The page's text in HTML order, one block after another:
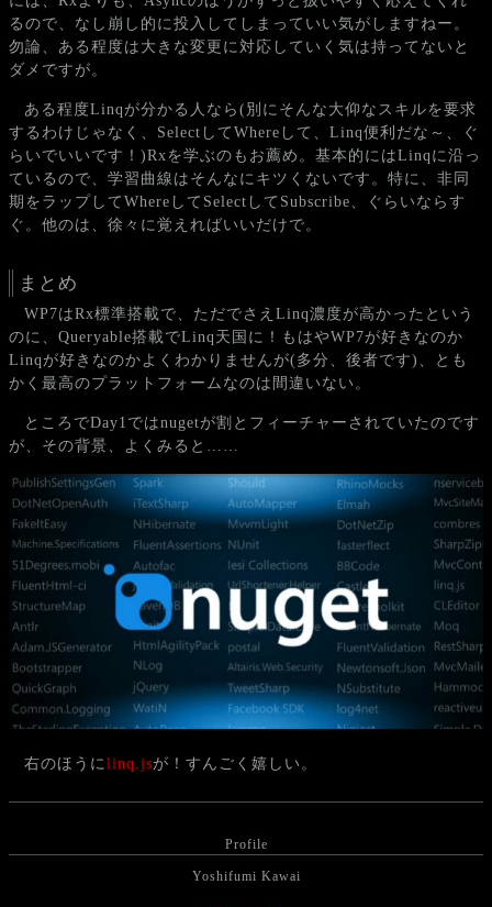
るので、なし崩し的に投入してしまっていい気がしますねー。
勿論、ある程度は大きな変更に対応していく気は持ってないと
ダメですが。
ある程度Linqが分かる人なら(別にそんな大仰なスキルを要求
するわけじゃなく、SelectしてWhereして、Linq便利だな～、ぐ
らいでいいです！)Rxを学ぶのもお薦め。基本的にはLinqに沿っ
ているので、学習曲線はそんなにキツくないです。特に、非同
期をラップしてWhereしてSelectしてSubscribe、ぐらいならす
ぐ。他のは、徐々に覚えればいいだけで。
まとめ
WP7はRx標準搭載で、ただでさえLinq濃度が高かったという
のに、Queryable搭載でLinq天国に！もはやWP7が好きなのか
Linqが好きなのかよくわかりませんが(多分、後者です)、とも
かく最高のプラットフォームなのは間違いない。
ところでDay1ではnugetが割とフィーチャーされていたのです
が、その背景、よくみると……
右のほうにlinq.jsが！すんごく嬉しい。
Profile
Yoshifumi Kawai